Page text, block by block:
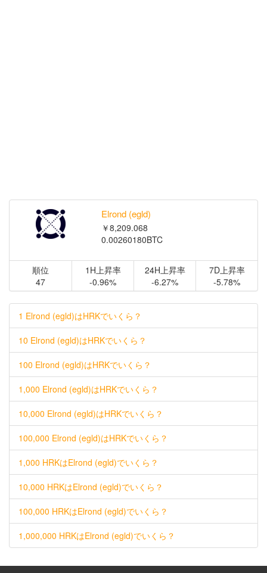
Elrond (egld)
￥8,209.068
0.00260180BTC
順位
47
1H上昇率
-0.96%
24H上昇率
-6.27%
7D上昇率
-5.78%
1 Elrond (egld)はHRKでいくら？
10 Elrond (egld)はHRKでいくら？
100 Elrond (egld)はHRKでいくら？
1,000 Elrond (egld)はHRKでいくら？
10,000 Elrond (egld)はHRKでいくら？
100,000 Elrond (egld)はHRKでいくら？
1,000 HRKはElrond (egld)でいくら？
10,000 HRKはElrond (egld)でいくら？
100,000 HRKはElrond (egld)でいくら？
1,000,000 HRKはElrond (egld)でいくら？